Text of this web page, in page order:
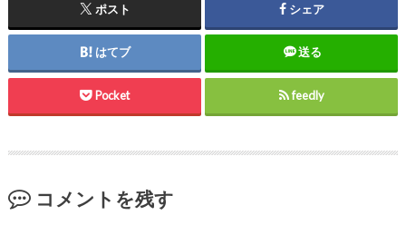
ポスト シェア
はてブ 送る
Pocket feedly
コメントを残す